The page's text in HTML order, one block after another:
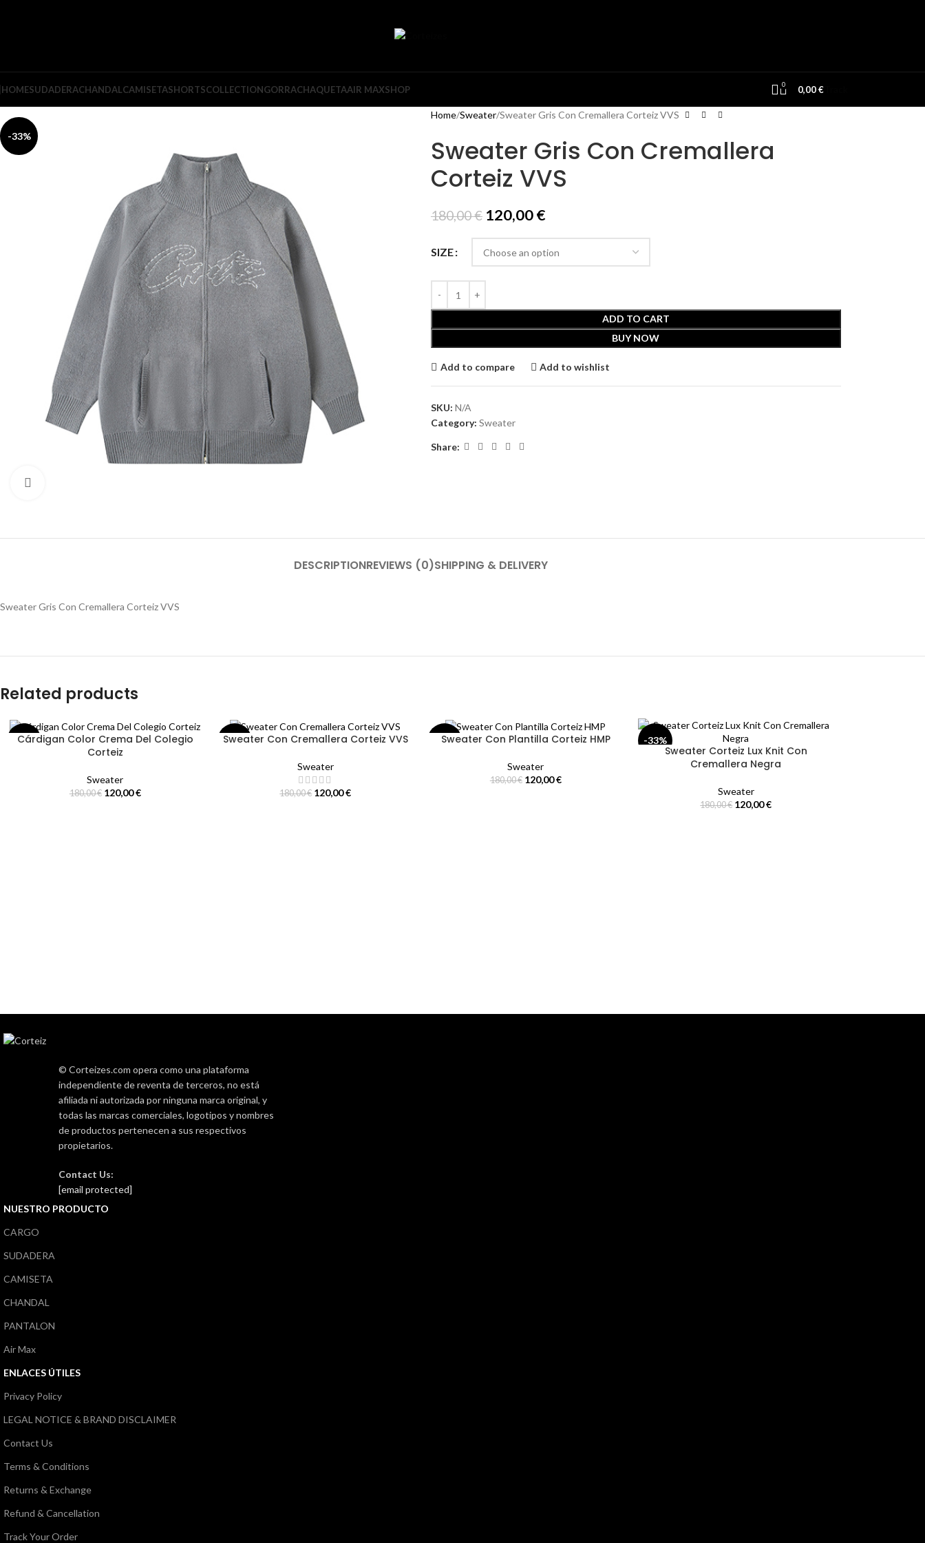
HOMESUDADERACHANDALCAMISETASHORTSCOLLECTIONGORRACHAQUETAAIR MAXSHOP 0 0,00€
-33%
Home Sweater Sweater Gris Con Cremallera Corteiz VVS
Sweater Gris Con Cremallera
Corteiz VVS
180,00€ 120,00€
SIZE
ADD TO CART
BUY NOW
Add to compare Add to wishlist
SKU: N/A
Category: Sweater
Share:
DESCRIPTIONREVIEWS (0)SHIPPING & DELIVERY
Sweater Gris Con Cremallera Corteiz VVS
Related products
-33%
Cárdigan Color Crema Del Colegio
Corteiz
Sweater
180,00€ 120,00€
-33%
Sweater Con Cremallera Corteiz VVS
Sweater
180,00€ 120,00€
-33%
Sweater Con Plantilla Corteiz HMP
Sweater
180,00€ 120,00€
-33%
Sweater Corteiz Lux Knit Con
Cremallera Negra
Sweater
180,00€ 120,00€
© Corteizes.com opera como una plataforma
independiente de reventa de terceros, no está
afiliada ni autorizada por ninguna marca original, y
todas las marcas comerciales, logotipos y nombres
de productos pertenecen a sus respectivos
propietarios.
Contact Us:
[email protected]
NUESTRO PRODUCTO
CARGO
SUDADERA
CAMISETA
CHANDAL
PANTALON
Air Max
ENLACES ÚTILES
Privacy Policy
LEGAL NOTICE & BRAND DISCLAIMER
Contact Us
Terms & Conditions
Returns & Exchange
Refund & Cancellation
Track Your Order